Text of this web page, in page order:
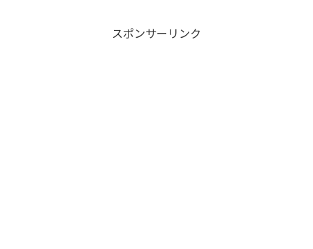
スポンサーリンク